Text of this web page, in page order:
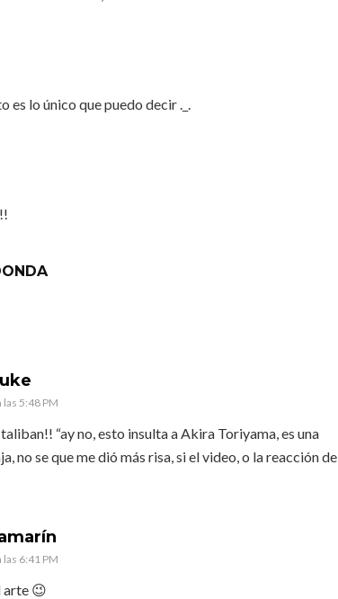
lo único que puedo decir ._.
las 5:48 PM
“ay no, esto insulta a Akira Toriyama, es una
no se que me dió más risa, si el video, o la reacción de
las 6:41 PM
arte 😉